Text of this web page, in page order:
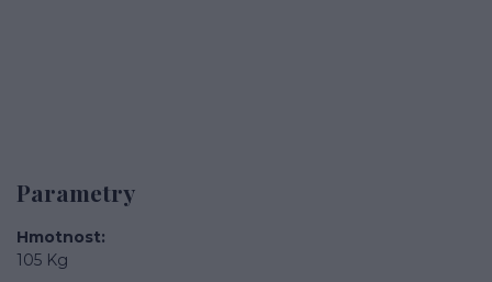
Parametry
Hmotnost
105 Kg